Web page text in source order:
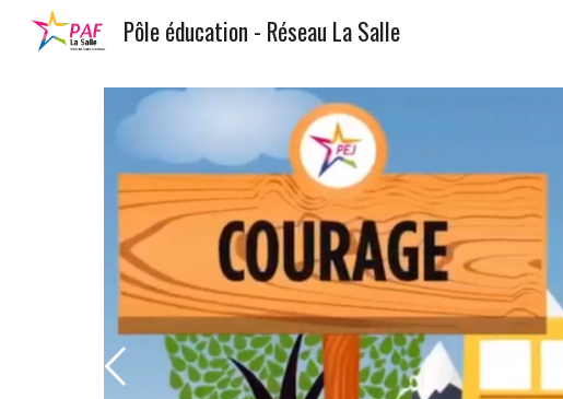
Pôle éducation - Réseau La Salle